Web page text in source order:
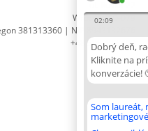
02:09
Dobrý deň,
Kliknite na
konverzácie!
Som laureát,
ul. Ruska 22
Wrocław 50-079
381313360 | NIP 8943132676
+48 508 492 400